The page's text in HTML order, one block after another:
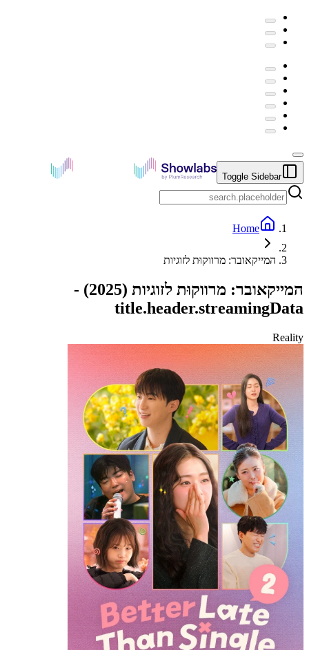
Toggle Sidebar
Home
המייקאובר: מרווקוּת לזוגיות
המייקאובר: מרווקוּת לזוגיות (
2025
) -
title.header.streamingData
Reality